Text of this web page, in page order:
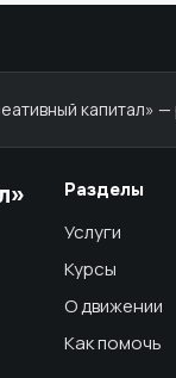
капитал»
Разделы
Услуги
Курсы
О движении
Как помочь